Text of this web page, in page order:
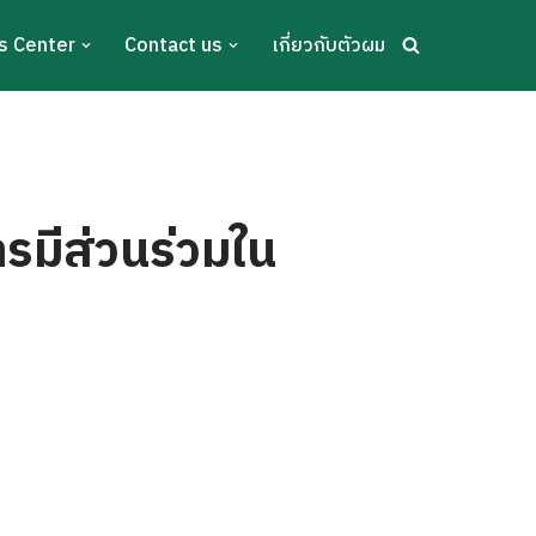
Center Contact us เกี่ยวกับตัวผม
มีส่วนร่วมใน